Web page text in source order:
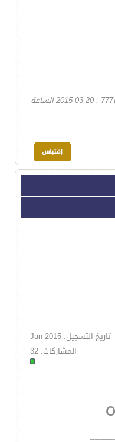
تاريخ التسجيل: Jan 2015
المشاركات: 32